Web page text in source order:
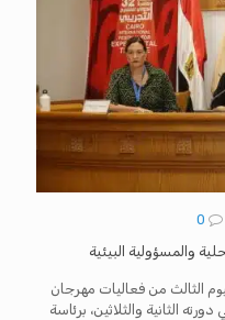
0
والمسؤولية البيئية
الثالث من فعاليات مهرجان
الثانية والثلاثين، برئاسة